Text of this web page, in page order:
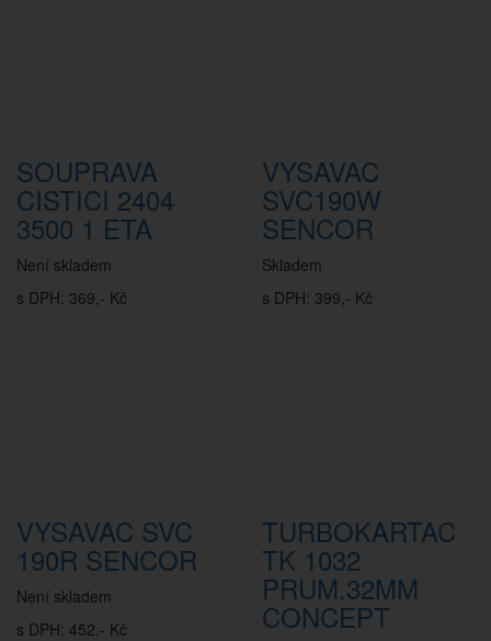
SOUPRAVA
CISTICI 2404
3500 1 ETA
Není skladem
s DPH: 369,- Kč
VYSAVAC
SVC190W
SENCOR
Skladem
s DPH: 399,- Kč
VYSAVAC SVC
190R SENCOR
Není skladem
s DPH: 452,- Kč
TURBOKARTAC
TK 1032
PRUM.32MM
CONCEPT